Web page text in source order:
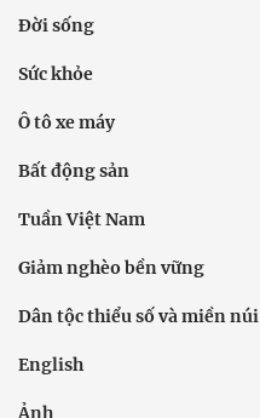
Đời sống
Sức khỏe
Ô tô xe máy
Bất động sản
Tuần Việt Nam
Giảm nghèo bền vững
Dân tộc thiểu số và miền núi
English